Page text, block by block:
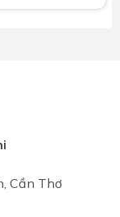
Cần Thơ